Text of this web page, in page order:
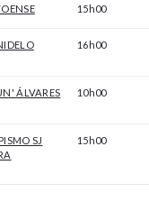
15h00
16h00
ÁLVARES 10h00
SJ
15h00